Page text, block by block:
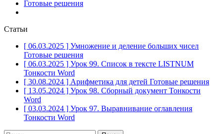
Готовые решения
Статьи
[ 06.03.2025 ] Умножение и деление больших чисел
Готовые решения
[ 06.03.2025 ] Урок 99. Список в тексте LISTNUM
Тонкости Word
[ 30.08.2024 ] Арифметика для детей Готовые решения
[ 13.05.2024 ] Урок 98. Сборный документ Тонкости
Word
[ 03.03.2024 ] Урок 97. Выравнивание оглавления
Тонкости Word